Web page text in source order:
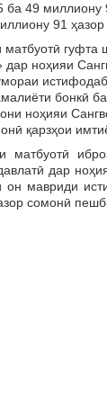
ба 49 миллиону
91
гуфта
ноҳияи
бонкӣ
ноҳияи
қарзҳои
матбуотӣ
дар
он мавриди
сомонӣ